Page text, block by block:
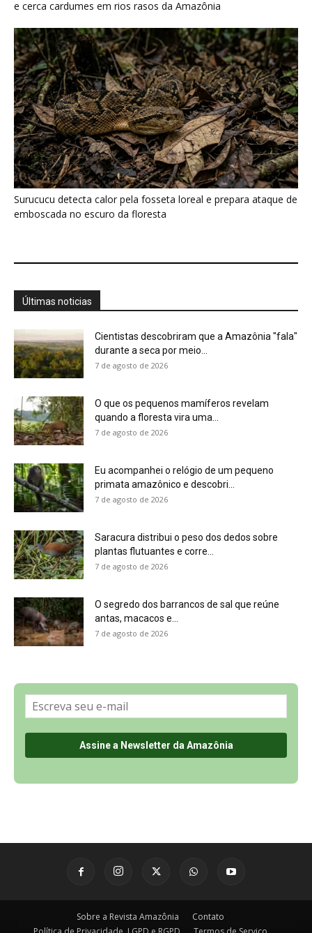
Últimas noticias
Cientistas descobriram que a Amazônia "fala"
durante a seca por meio...
7 de agosto de 2026
O que os pequenos mamíferos revelam
quando a floresta vira uma...
7 de agosto de 2026
Saracura distribui o peso dos dedos sobre
7 de agosto de 2026
7 de agosto de 2026
Política de Privacidade, LGPD e RGPD
Últimas Notícias
🌎 Español
©